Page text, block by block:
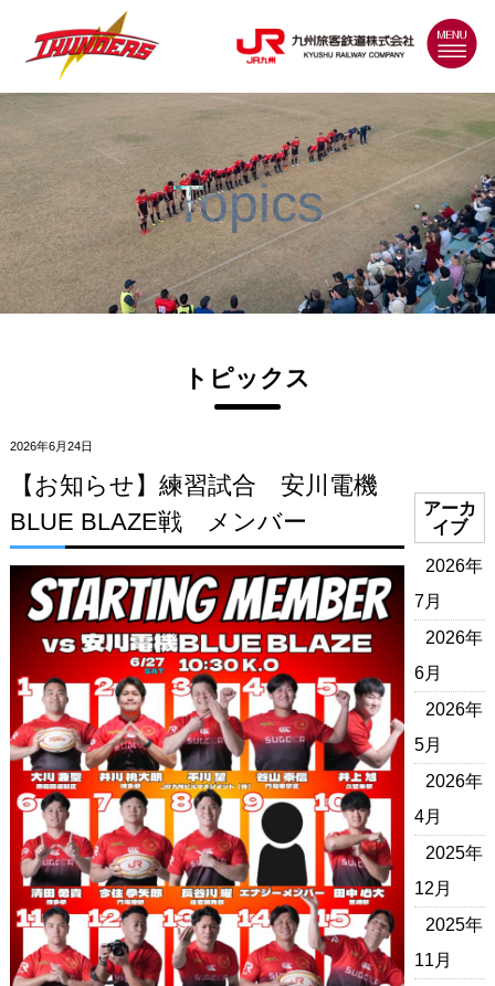
MENU
Topics
トピックス
2026年6月24日
【お知らせ】練習試合 安川電機
BLUE BLAZE戦 メンバー
アーカ
イブ
2026年
7月
2026年
6月
2026年
5月
2026年
4月
2025年
12月
2025年
11月